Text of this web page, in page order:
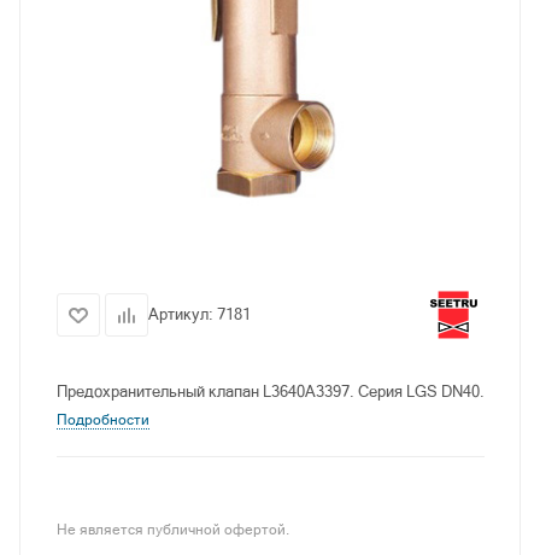
Артикул: 7181
Предохранительный клапан L3640A3397. Серия LGS DN40.
Подробности
Не является публичной офертой.